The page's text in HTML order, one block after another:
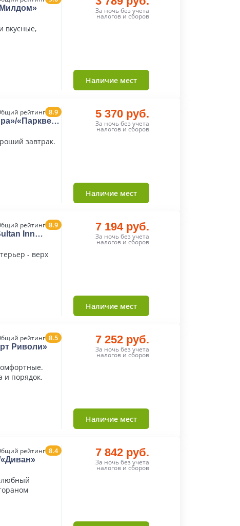
вкусные,
За ночь без учета
налогов и сборов
Наличие мест
рейтинг 8.9
«Парквей
завтрак.
5 370 руб.
За ночь без учета
налогов и сборов
Наличие мест
рейтинг 8.9
Inn
- верх
7 194 руб.
За ночь без учета
налогов и сборов
Наличие мест
рейтинг 8.5
Риволи»
и порядок.
7 252 руб.
За ночь без учета
налогов и сборов
Наличие мест
рейтинг 8.4 7 842 руб.
За ночь без учета
налогов и сборов